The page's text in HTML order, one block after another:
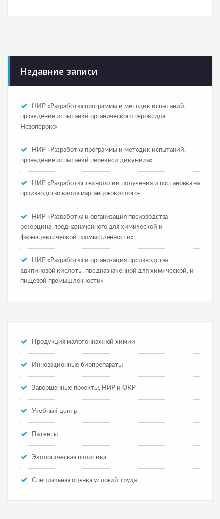
Недавние записи
НИР «Разработка программы и методик испытаний,
проведение испытаний органического пероксида
Новоперокс»
НИР «Разработка программы и методик испытаний,
проведение испытаний перекиси дикумила»
НИР «Разработка технологии получения и постановка на
производство калия марганцовокислого»
НИР «Разработка и организация производства
резорцина, предназначенного для химической и
фармацевтической промышленности»
НИР «Разработка и организация производства
адипиновой кислоты, предназначенной для химической, и
пищевой промышленности»
Продукция малотоннажной химии
Инновационные биопрепараты
Завершенные проекты, НИР и ОКР
Учебный центр
Патенты
Экологическая политика
Специальная оценка условий труда